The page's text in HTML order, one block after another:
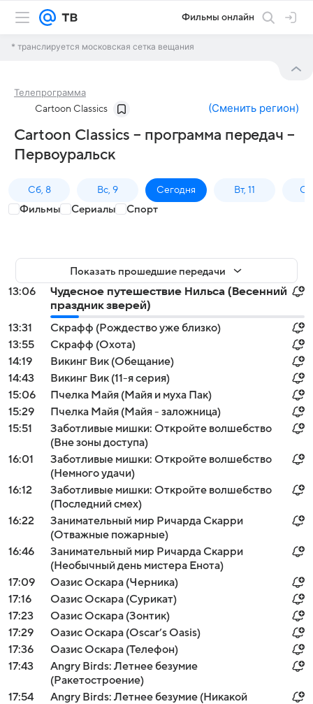
Фильмы онлайн
* транслируется московская сетка вещания
Телепрограмма
Cartoon Classics (Сменить регион)
Cartoon Classics – программа передач –
Первоуральск
Сб, 8 Вс, 9 Сегодня Вт, 11
Фильмы Сериалы Спорт
Показать прошедшие передачи
13:06
Чудесное путешествие Нильса (Весенний
праздник зверей)
13:31
Скрафф (Рождество уже близко)
13:55
Скрафф (Охота)
14:19
Викинг Вик (Обещание)
14:43
Викинг Вик (11-я серия)
15:06
Пчелка Майя (Майя и муха Пак)
15:29
Пчелка Майя (Майя - заложница)
15:51
Заботливые мишки: Откройте волшебство
(Вне зоны доступа)
16:01
Заботливые мишки: Откройте волшебство
(Немного удачи)
16:12
Заботливые мишки: Откройте волшебство
(Последний смех)
16:22
Занимательный мир Ричарда Скарри
(Отважные пожарные)
16:46
Занимательный мир Ричарда Скарри
(Необычный день мистера Енота)
17:09
Оазис Оскара (Черника)
17:16
Оазис Оскара (Сурикат)
17:23
Оазис Оскара (Зонтик)
17:29
Оазис Оскара (Oscar’s Oasis)
17:36
Оазис Оскара (Телефон)
17:43
Angry Birds: Летнее безумие
(Ракетостроение)
17:54
Angry Birds: Летнее безумие (Никакой